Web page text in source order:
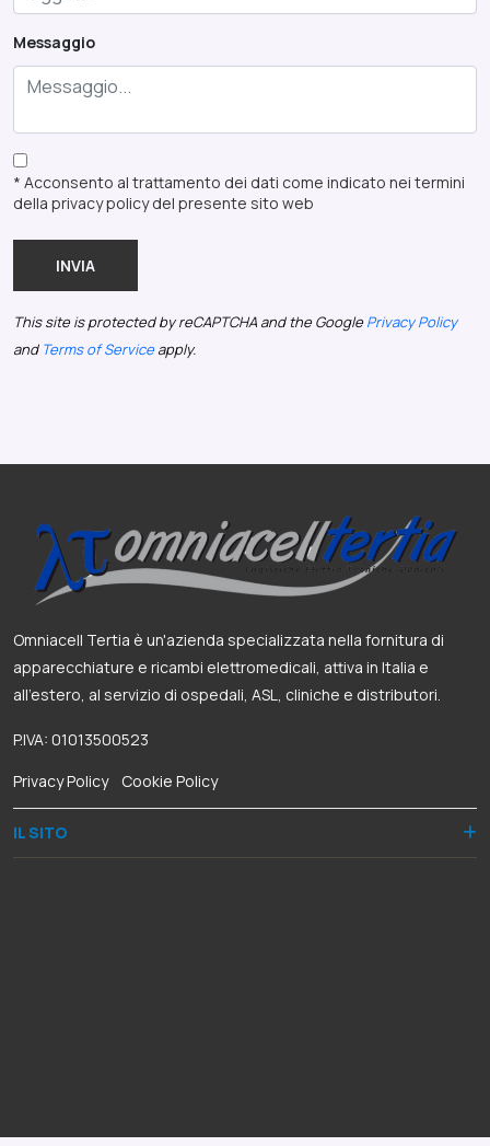
Messaggio
* Acconsento al trattamento dei dati come indicato nei termini
della privacy policy del presente sito web
INVIA
This site is protected by reCAPTCHA and the Google Privacy Policy
and Terms of Service apply.
Omniacell Tertia è un'azienda specializzata nella fornitura di
apparecchiature e ricambi elettromedicali, attiva in Italia e
all’estero, al servizio di ospedali, ASL, cliniche e distributori.
P.IVA: 01013500523
Privacy Policy- Cookie Policy
IL SITO